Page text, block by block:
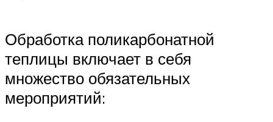
Обработка поликарбонатной
теплицы включает в себя
множество обязательных
мероприятий: